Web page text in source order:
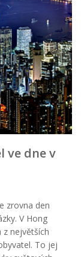
ve dne v
zrovna den
V Hong
největších
To jej